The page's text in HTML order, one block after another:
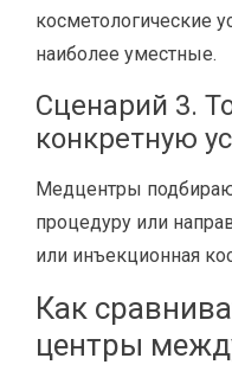
косметологические
наиболее уместные.
Сценарий 3.
конкретную
Медцентры
процедуру или
или инъекционная
Как
центры